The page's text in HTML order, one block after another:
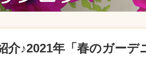
介♪2021年「春のガーデ